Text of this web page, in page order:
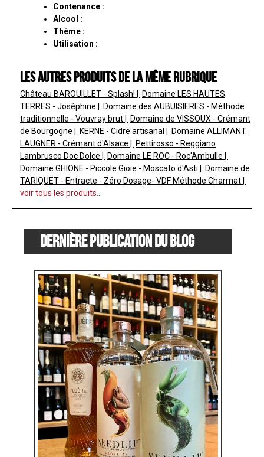
Contenance :
Alcool :
Thème :
Utilisation :
Les autres produits de la même rubrique
Château BAROUILLET - Splash!
Domaine LES HAUTES
TERRES - Joséphine
Domaine des AUBUISIERES - Méthode
traditionnelle - Vouvray brut
Domaine de VISSOUX - Crémant
de Bourgogne
KERNE - Cidre artisanal
Domaine ALLIMANT
LAUGNER - Crémant d'Alsace
Pettirosso - Reggiano
Lambrusco Doc Dolce
Domaine LE ROC - Roc'Ambulle
Domaine GHIONE - Piccole Gioie - Moscato d'Asti
Domaine de
TARIQUET - Entracte - Zéro Dosage- VDF Méthode Charmat
voir tous les produits...
Dernière publication du blog